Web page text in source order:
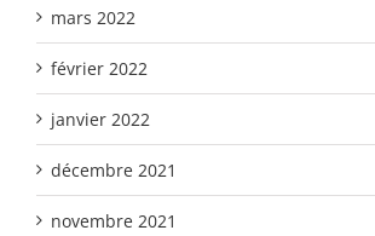
mars 2022
février 2022
janvier 2022
décembre 2021
novembre 2021